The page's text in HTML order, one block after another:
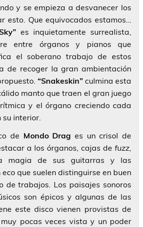
y se empieza a desvanecer los
esto. Que equivocados estamos…
es inquietamente surrealista,
entre órganos y pianos que
el soberano trabajo de estos
de recoger la gran ambientación
“Snakeskin” culmina esta
manto que traen el gran juego
y el órgano creciendo cada
su interior.
de Mondo Drag es un crisol de
a los órganos, cajas de fuzz,
magia de sus guitarras y las
que suelen distinguirse en buen
de trabajos. Los paisajes sonoros
son épicos y algunas de las
este disco vienen provistas de
pocas veces vista y un poder